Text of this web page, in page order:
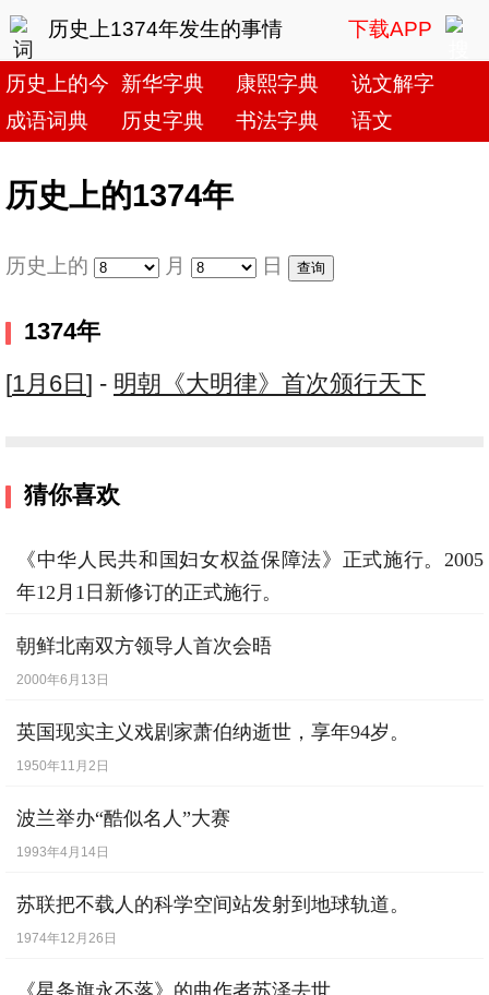
历史上1374年发生的事情 下载APP
历史上的今天新华字典 康熙字典
说文解字
成语词典
历史字典 书法字典 语文
历史上的1374年
历史上的 月 日
1374年
[1月6日 ] - 明朝《大明律》首次颁行天下
猜你喜欢
《中华人民共和国妇女权益保障法》正式施行。2005
年12月1日新修订的正式施行。
朝鲜北南双方领导人首次会晤
2000年6月13日
英国现实主义戏剧家萧伯纳逝世，享年94岁。
1950年11月2日
波兰举办“酷似名人”大赛
1993年4月14日
苏联把不载人的科学空间站发射到地球轨道。
1974年12月26日